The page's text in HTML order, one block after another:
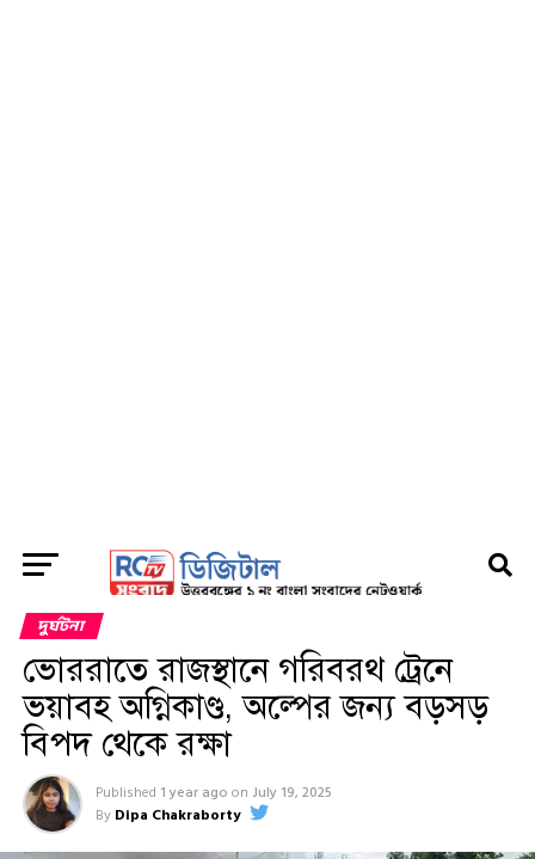
দুর্ঘটনা
ভোররাতে রাজস্থানে গরিবরথ ট্রেনে
ভয়াবহ অগ্নিকাণ্ড, অল্পের জন্য বড়সড়
বিপদ থেকে রক্ষা
Published 1 year ago on July 19, 2025
By Dipa Chakraborty